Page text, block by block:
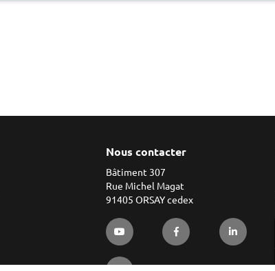
Nous contacter
Bâtiment 307
Rue Michel Magat
91405 ORSAY cedex